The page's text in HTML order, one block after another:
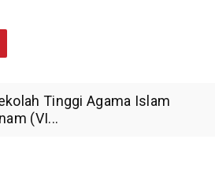
Tinggi Agama Islam
(VI...